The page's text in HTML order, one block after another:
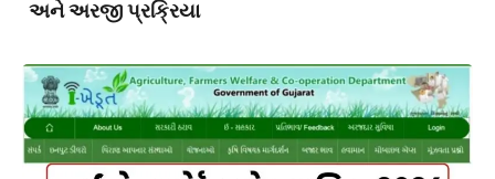
અને અરજી પ્રક્રિયા